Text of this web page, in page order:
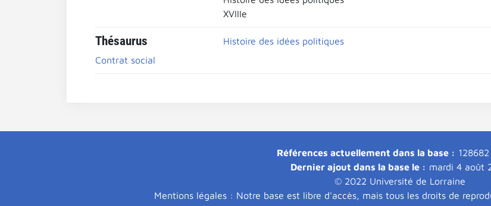
XVIIIe
Thésaurus
Histoire des idées politiques
Contrat social
Références actuellement dans la base :
Dernier ajout dans la base le : mardi 4 août
© 2022 Université de Lorraine
Mentions légales : Notre base est libre d'accès, mais tous les droits de